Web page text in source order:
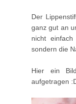
Der
ganz gut an
nicht
sondern die
Hier ein
aufgetragen